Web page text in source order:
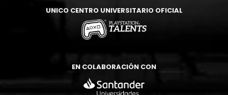
UNICO CENTRO UNIVERSITARIO OFICIAL
EN COLABORACIÓN CON